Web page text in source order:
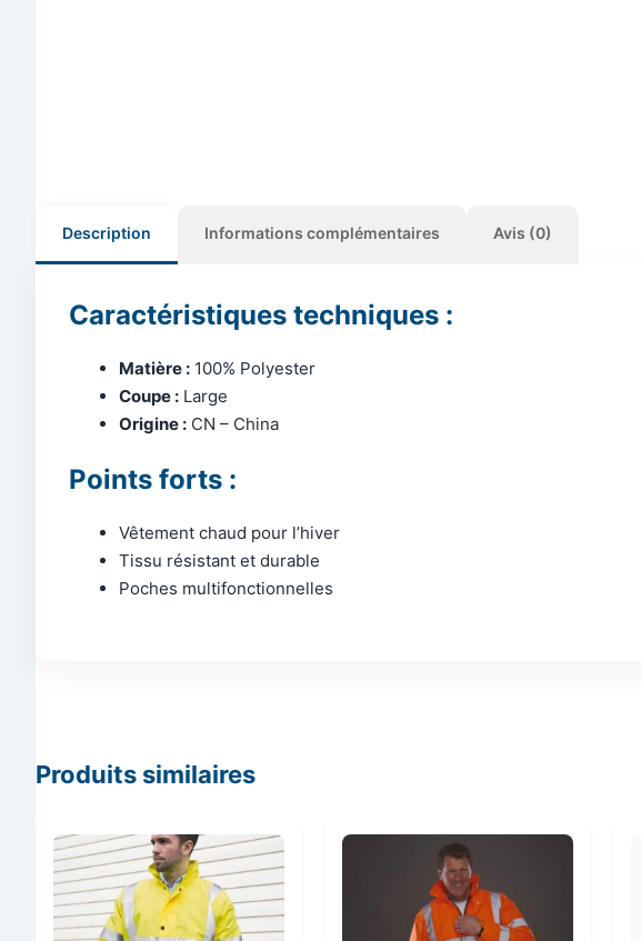
Description Informations complémentaires Avis (0)
Caractéristiques techniques :
Matière : 100% Polyester
Coupe : Large
Origine : CN – China
Points forts :
Vêtement chaud pour l’hiver
Tissu résistant et durable
Poches multifonctionnelles
Produits similaires